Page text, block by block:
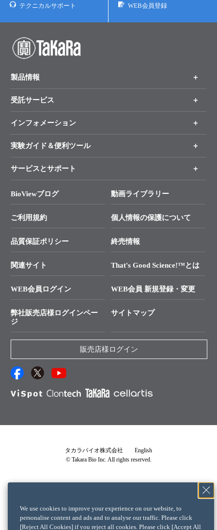
テクニカルサポート WEB会員登録
製品情報
製品一覧
手法から製品を探す
新製品情報
受託サービス
オンライン注文
インフォメーション
キャンペーン
タカラバイオ各種会員募集のお知らせ
終売製品のお知らせ
価格改定のご案内
技術セミナーのご案内
タカラバイオ発表文献
実験ガイド＆便利ツール
リアルタイムPCR実験のススメ
幹細胞・再生医療研究ガイド
クローニング実験ガイド
SMARTer NGSポータルサイト
プライマー設計
制限酵素切断サイトの検索
ユーザーズボイス集
抗体検索サイト
サービスとサポート
総合お問い合わせ
├ 実験コンシェルジュ
├ 受託サービスお問い合わせ
資料請求 機器関連
資料請求 受託関連
資料請求 核酸抽出・精製カタログ
サンプル請求一覧
プロトコール集
説明書・CoA・SDSを探す
クロンテックライセンス確認書
BioViewブログ 動画ライブラリー
ご利用規約 個人情報の保護について
品質保証ポリシー 終売情報
関連サイト That's Good Science!™とは
WEB会員ログイン WEB会員 新規登録・変更
弊社販売店様ログインペー
ジ
サイトマップ
販売店様ログイン
タカラバイオ株式会社
English
© Takara Bio Inc. All rights reserved.
We use cookies to improve your experience on our website, to
personalise content and ads and to analyse our traffic. Please click
[Reject All Cookies] if you reject all cookies. Please click [Accept All